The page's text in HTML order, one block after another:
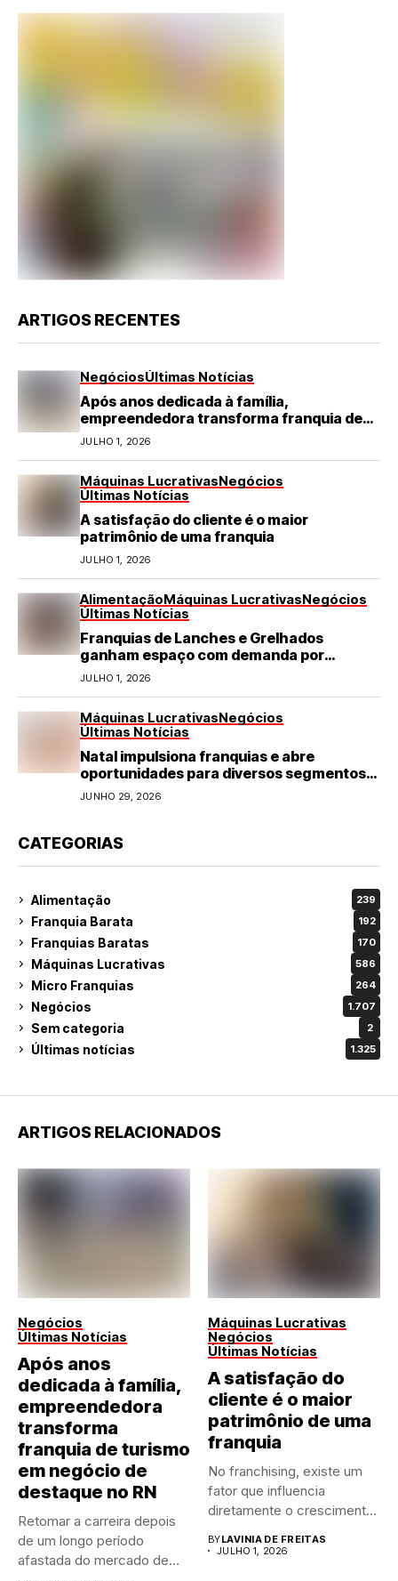
ARTIGOS RECENTES
NegóciosÚltimas Notícias
Após anos dedicada à família,
empreendedora transforma franquia de
turismo em negócio de destaque no RN
JULHO 1, 2026
Máquinas LucrativasNegócios
Últimas Notícias
A satisfação do cliente é o maior
patrimônio de uma franquia
JULHO 1, 2026
AlimentaçãoMáquinas LucrativasNegócios
Últimas Notícias
Franquias de Lanches e Grelhados
ganham espaço com demanda por
refeições rápidas e de qualidade
JULHO 1, 2026
Máquinas LucrativasNegócios
Últimas Notícias
Natal impulsiona franquias e abre
oportunidades para diversos segmentos
do varejo
JUNHO 29, 2026
CATEGORIAS
Alimentação 239
Franquia Barata 192
Franquias Baratas 170
Máquinas Lucrativas 586
Micro Franquias 264
Negócios 1.707
Sem categoria 2
Últimas notícias 1.325
ARTIGOS RELACIONADOS
Negócios
Últimas Notícias
Após anos
dedicada à família,
empreendedora
transforma
franquia de turismo
em negócio de
destaque no RN
Retomar a carreira depois
de um longo período
afastada do mercado de...
Máquinas Lucrativas
Negócios
Últimas Notícias
A satisfação do
cliente é o maior
patrimônio de uma
franquia
No franchising, existe um
fator que influencia
diretamente o crescimento
BYLAVINIA DE FREITAS
JULHO 1, 2026